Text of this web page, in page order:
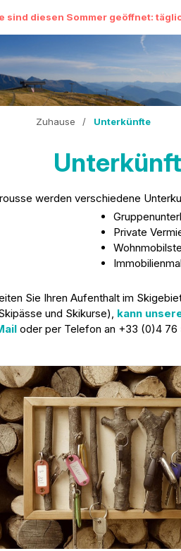
sind diesen Sommer geöffnet:
Zuhause / Unterkünfte
werden verschiedene
Private
Sie Ihren Aufenthalt im
und Skikurse), kann
oder per Telefon an +33 (0)4 76